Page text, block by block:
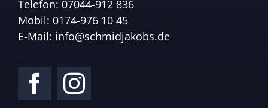
Telefon: 07044-912 836
Mobil: 0174-976 10 45
E-Mail: info@schmidjakobs.de